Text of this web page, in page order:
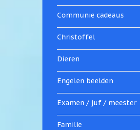
Communie cadeaus
Christoffel
Dieren
Engelen beelden
Examen / juf / meester
Familie